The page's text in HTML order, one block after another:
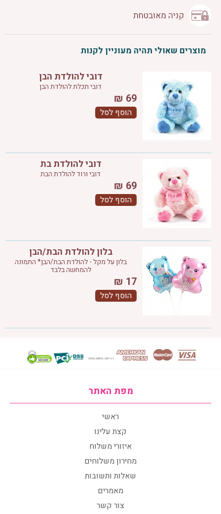
קניה מאובטחת
מוצרים שאולי תהיה מעוניין לקנות
דובי להולדת הבן
דובי תכלת להולדת הבן
69
₪
הוסף לסל
דובי להולדת בת
דובי ורוד להולדת הבת
69
₪
הוסף לסל
בלון להולדת הבת/הבן
בלון על מקל - להולדת הבת/הבן* התמונה
להמחשה בלבד
17
₪
הוסף לסל
מפת האתר
ראשי
קצת עלינו
איזורי משלוח
מחירון משלוחים
שאלות ותשובות
מאמרים
צור קשר